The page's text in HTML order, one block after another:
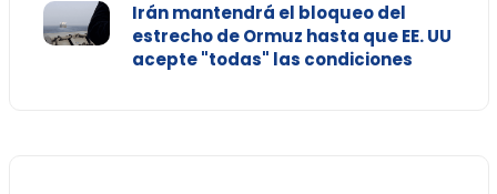
Irán mantendrá el bloqueo del
estrecho de Ormuz hasta que EE. UU
acepte "todas" las condiciones